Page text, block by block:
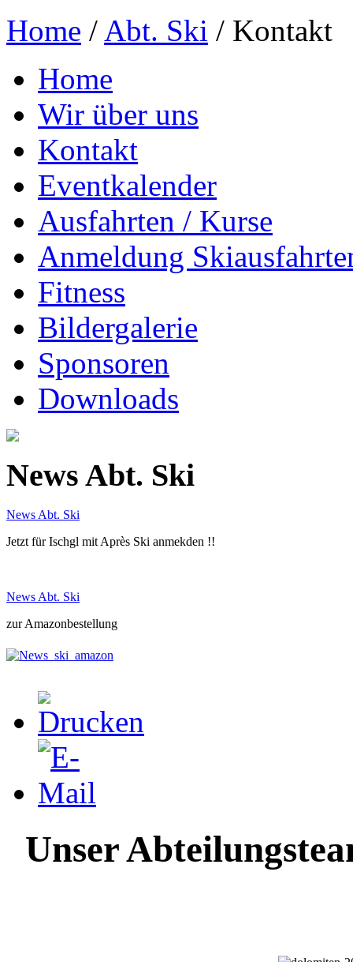
Home / Abt. Ski / Kontakt
Home
Wir über uns
Kontakt
Eventkalender
Ausfahrten / Kurse
Anmeldung
Fitness
Bildergalerie
Sponsoren
Downloads
News Abt. Ski
News Abt. Ski
Jetzt für Ischgl mit Après Ski anmekden !!
News Abt. Ski
zur Amazonbestellung
Unser